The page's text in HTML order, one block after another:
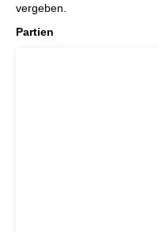
vergeben.
Partien